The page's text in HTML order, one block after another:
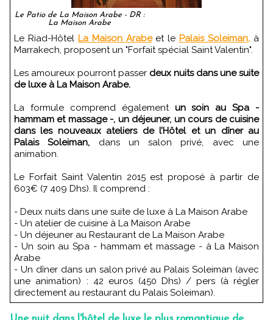
Le Patio de La Maison Arabe - DR :
La Maison Arabe
Le Riad-Hôtel La Maison Arabeet le Palais Soleiman, à
Marrakech, proposent un "Forfait spécial Saint Valentin".
Les amoureux pourront passer deux nuits dans une suite
de luxe à La Maison Arabe.
La formule comprend également un soin au Spa -
hammam et massage -, un déjeuner, un cours de cuisine
dans les nouveaux ateliers de l’Hôtel et un dîner au
Palais Soleiman, dans un salon privé, avec une
animation.
Le Forfait Saint Valentin 2015 est proposé à partir de
603€ (7 409 Dhs). Il comprend :
- Deux nuits dans une suite de luxe à La Maison Arabe
- Un atelier de cuisine à La Maison Arabe
- Un déjeuner au Restaurant de La Maison Arabe
- Un soin au Spa - hammam et massage - à La Maison
Arabe
- Un dîner dans un salon privé au Palais Soleiman (avec
une animation) : 42 euros (450 Dhs) / pers (à régler
directement au restaurant du Palais Soleiman).